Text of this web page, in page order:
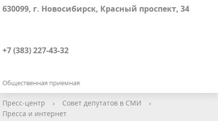
630099, г. Новосибирск, Красный проспект, 34
+7 (383) 227-43-32
Общественная приемная
Пресс-центр › Совет депутатов в СМИ
›
Пресса и интернет